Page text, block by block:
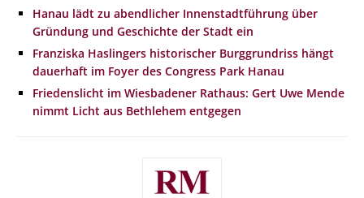
Hanau lädt zu abendlicher Innenstadtführung über
Gründung und Geschichte der Stadt ein
Franziska Haslingers historischer Burggrundriss hängt
dauerhaft im Foyer des Congress Park Hanau
Friedenslicht im Wiesbadener Rathaus: Gert Uwe Mende
nimmt Licht aus Bethlehem entgegen